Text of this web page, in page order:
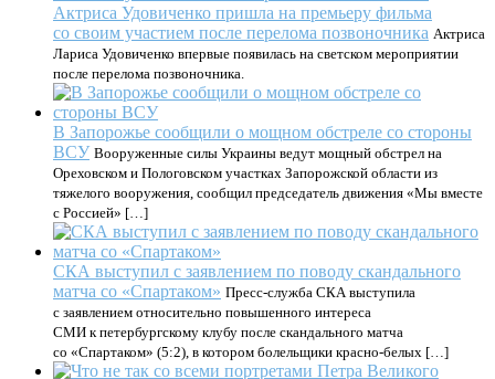
Актриса Удовиченко пришла на премьеру фильма
со своим участием после перелома позвоночника Актриса
Лариса Удовиченко впервые появилась на светском мероприятии
после перелома позвоночника.
В Запорожье сообщили о мощном обстреле со стороны
ВСУ Вооруженные силы Украины ведут мощный обстрел на
Ореховском и Пологовском участках Запорожской области из
тяжелого вооружения, сообщил председатель движения «Мы вместе
с Россией» […]
СКА выступил с заявлением по поводу скандального
матча со «Спартаком» Пресс-служба СКА выступила
с заявлением относительно повышенного интереса
СМИ к петербургскому клубу после скандального матча
со «Спартаком» (5:2), в котором болельщики красно-белых […]